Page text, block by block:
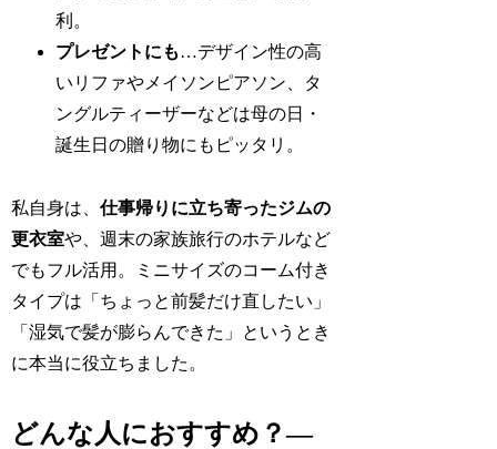
利。
プレゼントにも…デザイン性の高
いリファやメイソンピアソン、タ
ングルティーザーなどは母の日・
誕生日の贈り物にもピッタリ。
私自身は、仕事帰りに立ち寄ったジムの
更衣室や、週末の家族旅行のホテルなど
でもフル活用。ミニサイズのコーム付き
タイプは「ちょっと前髪だけ直したい」
「湿気で髪が膨らんできた」というとき
に本当に役立ちました。
どんな人におすすめ？―